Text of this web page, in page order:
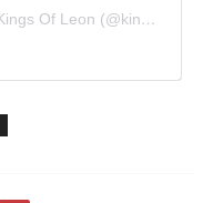
Uma publicação compartilhada por Kings Of Leon (@kingsofleon)